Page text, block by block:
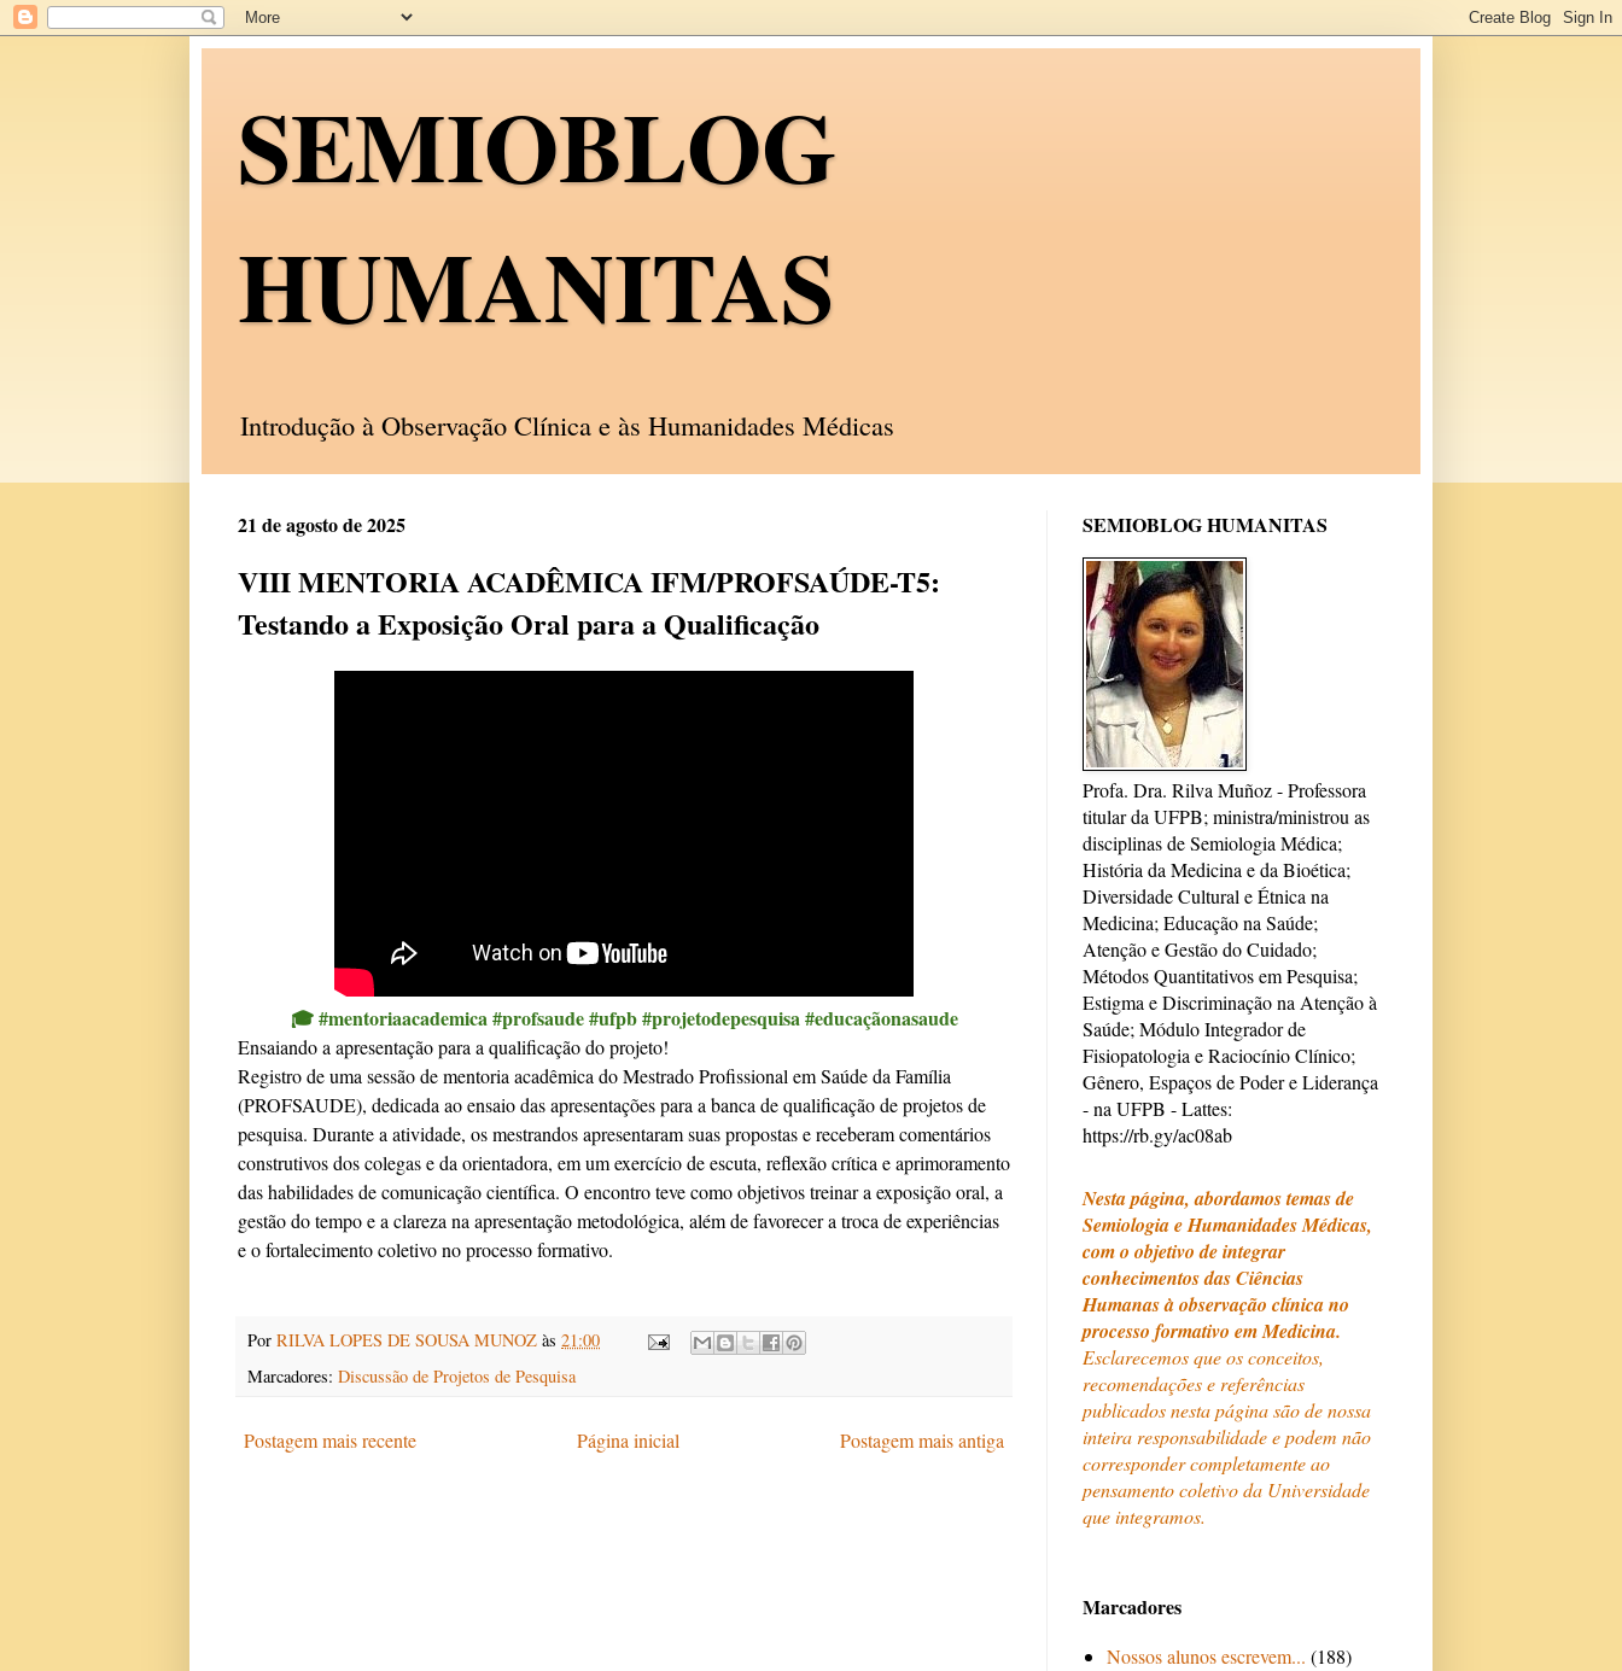
SEMIOBLOG
HUMANITAS
Introdução à Observação Clínica e às Humanidades Médicas
21 de agosto de 2025
VIII MENTORIA ACADÊMICA IFM/PROFSAÚDE-T5:
Testando a Exposição Oral para a Qualificação
🎓 #mentoriaacademica #profsaude #ufpb #projetodepesquisa #educaçãonasaude
Ensaiando a apresentação para a qualificação do projeto!
Registro de uma sessão de mentoria acadêmica do Mestrado Profissional em Saúde da Família
(PROFSAUDE), dedicada ao ensaio das apresentações para a banca de qualificação de projetos de
pesquisa. Durante a atividade, os mestrandos apresentaram suas propostas e receberam comentários
construtivos dos colegas e da orientadora, em um exercício de escuta, reflexão crítica e aprimoramento
das habilidades de comunicação científica. O encontro teve como objetivos treinar a exposição oral, a
gestão do tempo e a clareza na apresentação metodológica, além de favorecer a troca de experiências
e o fortalecimento coletivo no processo formativo.
Por RILVA LOPES DE SOUSA MUNOZ às 21:00
Marcadores: Discussão de Projetos de Pesquisa
Postagem mais recente Postagem mais antiga
Página inicial
SEMIOBLOG HUMANITAS
Profa. Dra. Rilva Muñoz - Professora
titular da UFPB; ministra/ministrou as
disciplinas de Semiologia Médica;
História da Medicina e da Bioética;
Diversidade Cultural e Étnica na
Medicina; Educação na Saúde;
Atenção e Gestão do Cuidado;
Métodos Quantitativos em Pesquisa;
Estigma e Discriminação na Atenção à
Saúde; Módulo Integrador de
Fisiopatologia e Raciocínio Clínico;
Gênero, Espaços de Poder e Liderança
- na UFPB - Lattes:
https://rb.gy/ac08ab
Nesta página, abordamos temas de
Semiologia e Humanidades Médicas,
com o objetivo de integrar
conhecimentos das Ciências
Humanas à observação clínica no
processo formativo em Medicina.
Esclarecemos que os conceitos,
recomendações e referências
publicados nesta página são de nossa
inteira responsabilidade e podem não
corresponder completamente ao
pensamento coletivo da Universidade
que integramos.
Marcadores
Nossos alunos escrevem... (188)